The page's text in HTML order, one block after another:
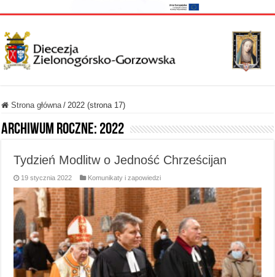
Strona główna / 2022 (strona 17)
Archiwum roczne: 2022
Tydzień Modlitw o Jedność Chrześcijan
19 stycznia 2022 Komunikaty i zapowiedzi